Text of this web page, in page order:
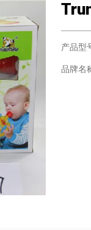
产品型
品牌名